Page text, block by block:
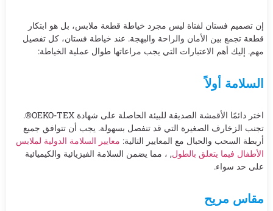
إن تصميم فستان لفتاة ليس مجرد خياطة قطعة ملابس، بل هو ابتكار
قطعة تجمع بين الأمان والراحة والبهجة. عند خياطة فستان، كل تفصيل
مهم. إليك أهم الاعتبارات التي يجب مراعاتها طوال عملية الخياطة:
السلامة أولاً
اختر دائمًا الأقمشة الصديقة للبيئة الحاصلة على شهادة OEKO-TEX®.
تجنب الزخارف الصغيرة التي قد تنفصل بسهولة. يجب أن تتوافق جميع
أربطة السحب والحبال مع المعايير التالية: معايير السلامة الدولية لملابس
الأطفال فيما يتعلق بالطول, ، مما يضمن السلامة الفيزيائية والكيميائية
على حد سواء.
مقاس مريح